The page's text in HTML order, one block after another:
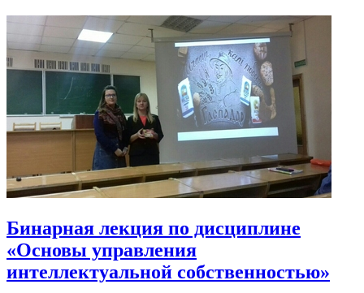
Бинарная лекция по дисциплине
«Основы управления
интеллектуальной собственностью»